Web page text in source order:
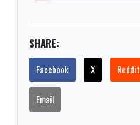
SHARE:
Facebook X Reddit
Email